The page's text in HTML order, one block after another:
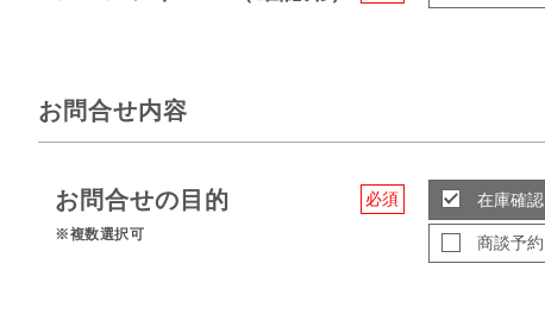
お問合せ内容
必須
お問合せの目的
※複数選択可
在庫確認
商談予約